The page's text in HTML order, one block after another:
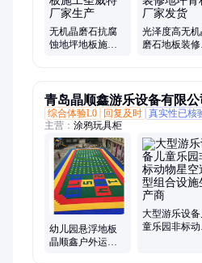
无机晶磨石抗腐
蚀地坪地板施工
光泽度高无
磨石地板装修
青岛晶顺鑫游乐设备有限公
综合体验L0
回复及时 真实性已核
主营： 涂鸦玩具柜
幼儿园悬浮地板
晶顺鑫户外运动
大型游乐设
童乐园非标动